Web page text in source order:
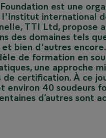
est une
international
TTI Ltd, propose
des domaines tels
bien d'autres encore.
de formation en
une approche
de certification. À ce
environ 40 soudeurs